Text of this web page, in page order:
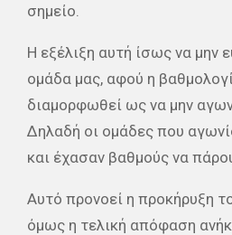
σημείο.
Η εξέλιξη αυτή ίσως να μην
ομάδα μας, αφού η
διαμορφωθεί ως να μην
Δηλαδή οι ομάδες που
και έχασαν βαθμούς να
Αυτό προνοεί η προκήρυξη
όμως η τελική απόφαση